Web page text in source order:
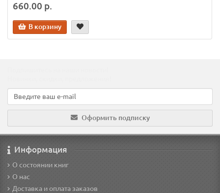
660.00 р.
В корзину
Оформить подписку
Информация
О состоянии книг
О нас
Доставка и оплата заказов